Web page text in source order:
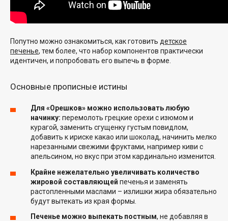
Попутно можно ознакомиться, как готовить детское
печенье, тем более, что набор компонентов практически
идентичен, и попробовать его выпечь в форме.
Основные прописные истины
Для «Орешков» можно использовать любую
начинку: перемолоть грецкие орехи с изюмом и
курагой, заменить сгущенку густым повидлом,
добавить к ириске какао или шоколад, начинить мелко
нарезанными свежими фруктами, например киви с
апельсином, но вкус при этом кардинально изменится.
Крайне нежелательно увеличивать количество
жировой составляющей печенья и заменять
растопленными маслами – излишки жира обязательно
будут вытекать из края формы.
Печенье можно выпекать постным, не добавляя в